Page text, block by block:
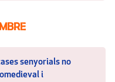
senyorials no
i